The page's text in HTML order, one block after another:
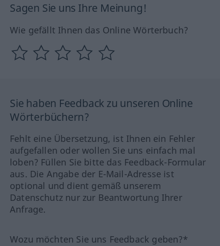
Sagen Sie uns Ihre Meinung!
Wie gefällt Ihnen das Online Wörterbuch?
Sie haben Feedback zu unseren Online
Wörterbüchern?
Fehlt eine Übersetzung, ist Ihnen ein Fehler
aufgefallen oder wollen Sie uns einfach mal
loben? Füllen Sie bitte das Feedback-Formular
aus. Die Angabe der E-Mail-Adresse ist
optional und dient gemäß unserem
Datenschutz nur zur Beantwortung Ihrer
Anfrage.
Wozu möchten Sie uns Feedback geben?*